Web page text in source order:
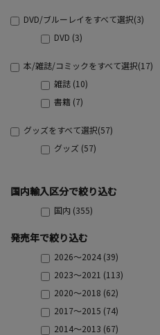
DVD/ブルーレイをすべて選択(3)
DVD (3)
本/雑誌/コミックをすべて選択(17)
雑誌 (10)
書籍 (7)
グッズをすべて選択(57)
グッズ (57)
国内輸入区分で絞り込む
国内 (355)
発売年で絞り込む
2026～2024 (39)
2023～2021 (113)
2020～2018 (62)
2017～2015 (74)
2014～2013 (67)